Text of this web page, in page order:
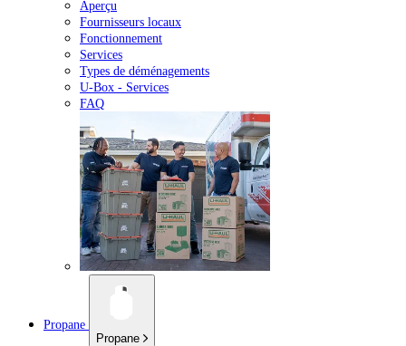
Aperçu
Fournisseurs locaux
Fonctionnement
Services
Types de déménagements
U-Box - Services
FAQ
Propane
Propane